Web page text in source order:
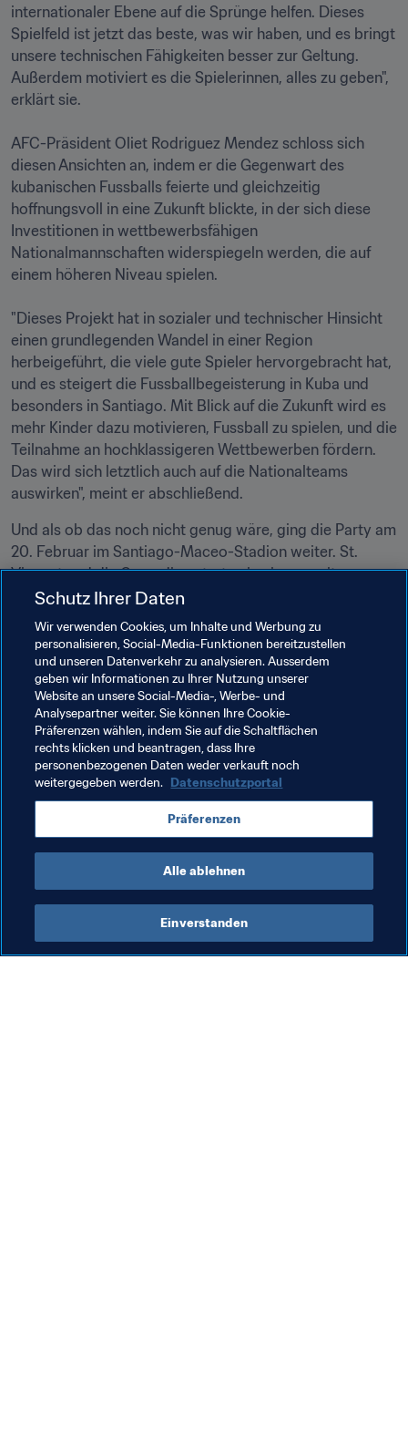
internationaler Ebene auf die Sprünge helfen. Dieses
Spielfeld ist jetzt das beste, was wir haben, und es bringt
unsere technischen Fähigkeiten besser zur Geltung.
Außerdem motiviert es die Spielerinnen, alles zu geben",
erklärt sie.
AFC-Präsident Oliet Rodriguez Mendez schloss sich
diesen Ansichten an, indem er die Gegenwart des
kubanischen Fussballs feierte und gleichzeitig
hoffnungsvoll in eine Zukunft blickte, in der sich diese
Investitionen in wettbewerbsfähigen
Nationalmannschaften widerspiegeln werden, die auf
einem höheren Niveau spielen.
"Dieses Projekt hat in sozialer und technischer Hinsicht
einen grundlegenden Wandel in einer Region
herbeigeführt, die viele gute Spieler hervorgebracht hat,
und es steigert die Fussballbegeisterung in Kuba und
besonders in Santiago. Mit Blick auf die Zukunft wird es
mehr Kinder dazu motivieren, Fussball zu spielen, und die
Teilnahme an hochklassigeren Wettbewerben fördern.
Das wird sich letztlich auch auf die Nationalteams
auswirken", meint er abschließend.
Und als ob das noch nicht genug wäre, ging die Party am
20. Februar im Santiago-Maceo-Stadion weiter. St.
Vincent und die Grenadinen traten in einem weiteren
spannenden Spiel gegen Haiti an. Damit hat das kürzlich
renovierte Stadion bereits ein neues Kapitel in der
Geschichte des kubanischen Fussballs aufgeschlagen.
Verwandte Themen
FIFA Forward Organisation Cuba
Concacaf St Vincent and the Grenadines
Schutz Ihrer Daten
Wir verwenden Cookies, um Inhalte und Werbung zu
personalisieren, Social-Media-Funktionen bereitzustellen
und unseren Datenverkehr zu analysieren. Ausserdem
geben wir Informationen zu Ihrer Nutzung unserer
Website an unsere Social-Media-, Werbe- und
Analysepartner weiter. Sie können Ihre Cookie-
Präferenzen wählen, indem Sie auf die Schaltflächen
rechts klicken und beantragen, dass Ihre
personenbezogenen Daten weder verkauft noch
weitergegeben werden. Datenschutzportal
Präferenzen
Alle ablehnen
Einverstanden